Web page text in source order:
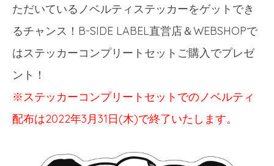
ただいているノベルティステッカーをゲットでき
るチャンス！B-SIDE LABEL直営店＆WEBSHOPで
はステッカーコンプリートセットご購入でプレゼ
ント！
※ステッカーコンプリートセットでのノベルティ
配布は2022年3月31日(木)で終了いたします。